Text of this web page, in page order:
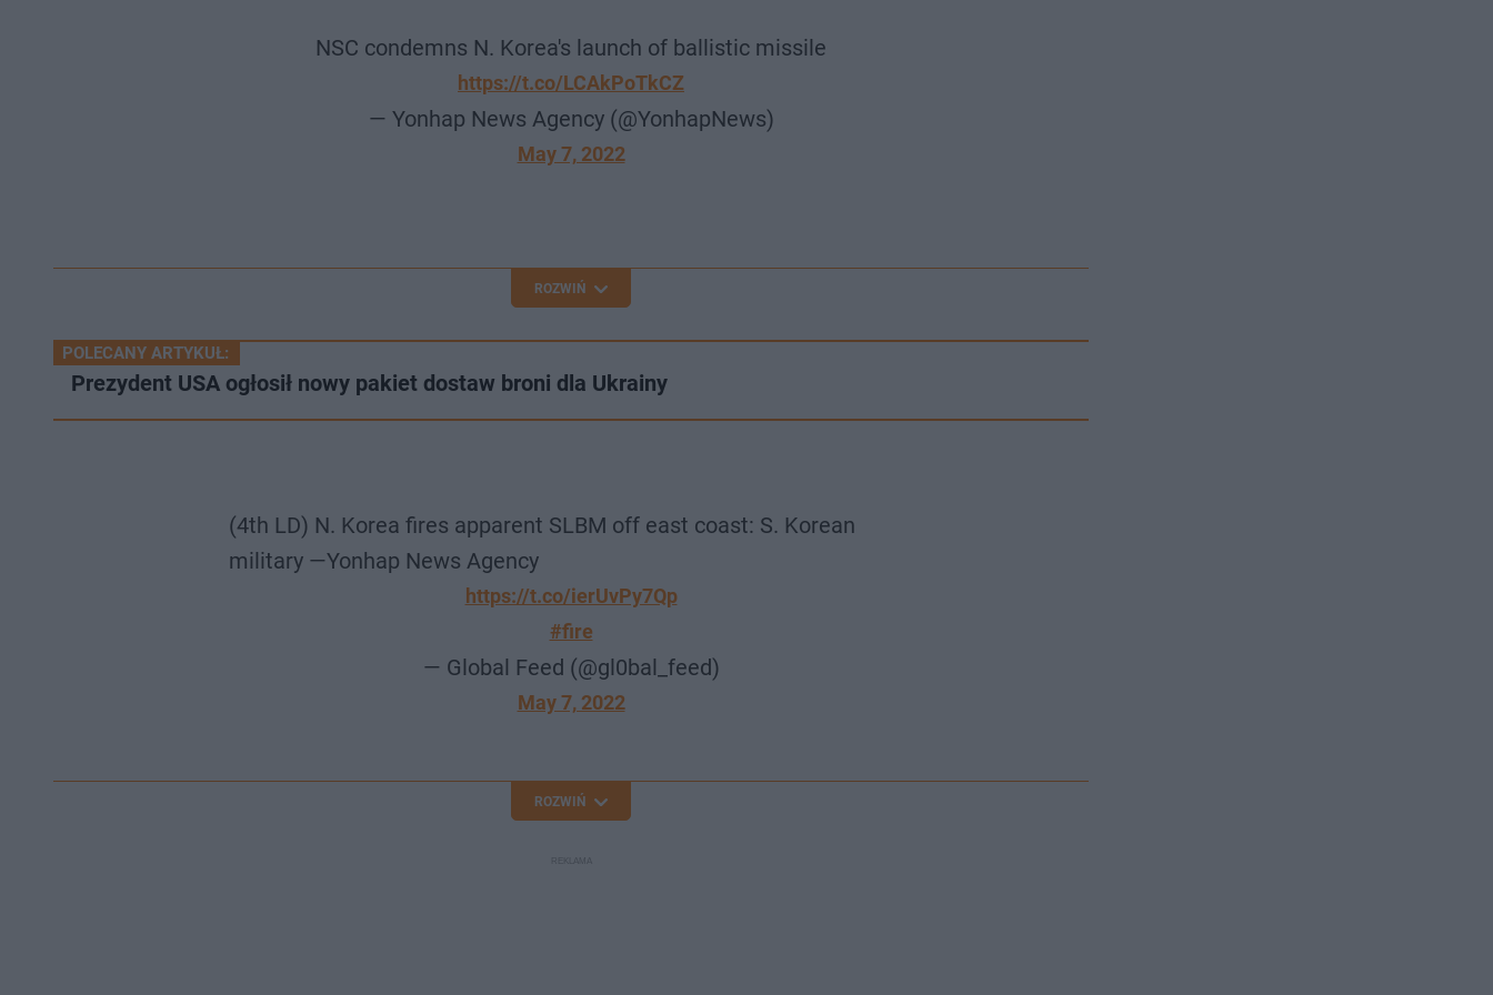
NSC condemns N. Korea's launch of ballistic missile
https://t.co/LCAkPoTkCZ
— Yonhap News Agency (@YonhapNews)
May 7, 2022
ROZWIŃ
POLECANY ARTYKUŁ:
Prezydent USA ogłosił nowy pakiet dostaw broni dla Ukrainy
(4th LD) N. Korea fires apparent SLBM off east coast: S. Korean
military —Yonhap News Agency
https://t.co/ierUvPy7Qp
#fire
— Global Feed (@gl0bal_feed)
May 7, 2022
ROZWIŃ